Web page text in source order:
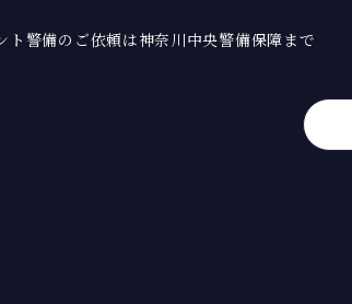
警備のご依頼は神奈川中央警備保障まで